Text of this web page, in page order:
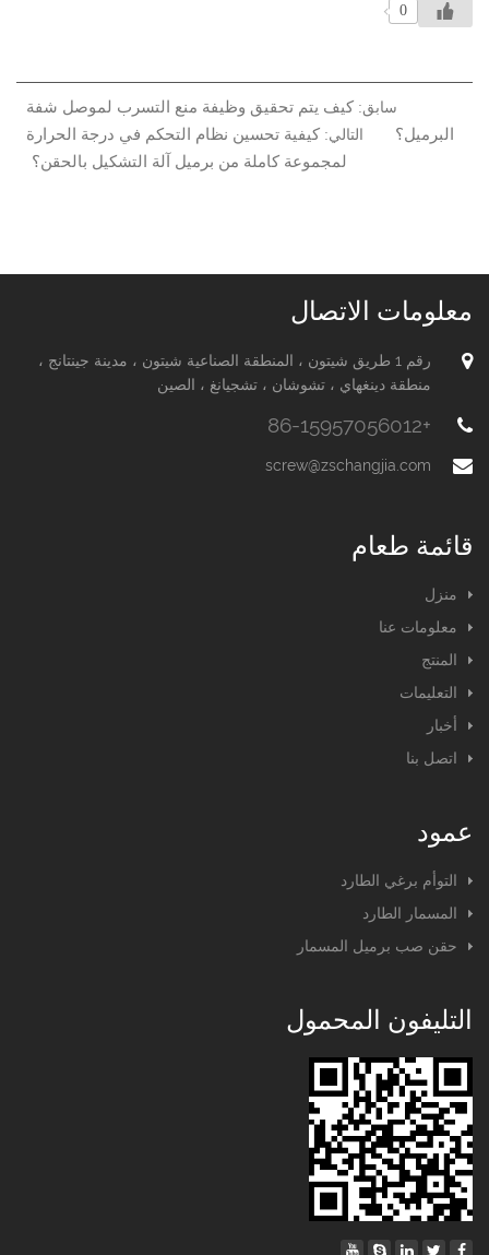
0
سابق: كيف يتم تحقيق وظيفة منع التسرب لموصل شفة
البرميل؟
التالي: كيفية تحسين نظام التحكم في درجة الحرارة
لمجموعة كاملة من برميل آلة التشكيل بالحقن؟
معلومات الاتصال
رقم 1 طريق شيتون ، المنطقة الصناعية شيتون ، مدينة جينتانج ،
منطقة دينغهاي ، تشوشان ، تشجيانغ ، الصين
+86-15957056012
screw@zschangjia.com
قائمة طعام
منزل
معلومات عنا
المنتج
التعليمات
أخبار
اتصل بنا
عمود
التوأم برغي الطارد
المسمار الطارد
حقن صب برميل المسمار
التليفون المحمول